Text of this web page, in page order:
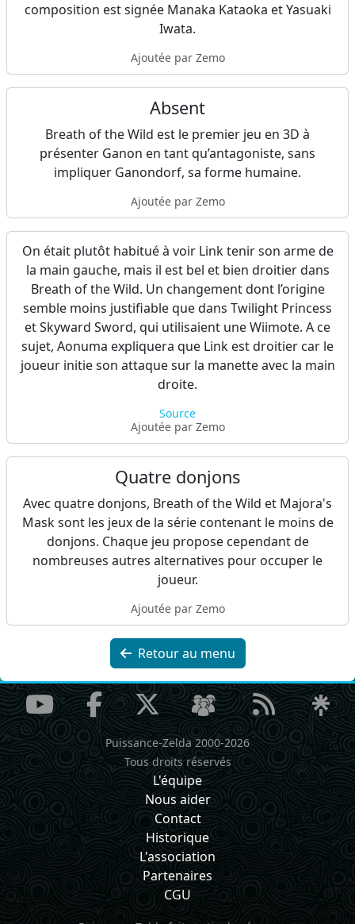
composition est signée Manaka Kataoka et Yasuaki
Iwata.
Ajoutée par Zemo
Absent
Breath of the Wild est le premier jeu en 3D à
présenter Ganon en tant qu’antagoniste, sans
impliquer Ganondorf, sa forme humaine.
Ajoutée par Zemo
On était plutôt habitué à voir Link tenir son arme de
la main gauche, mais il est bel et bien droitier dans
Breath of the Wild. Un changement dont l’origine
semble moins justifiable que dans Twilight Princess
et Skyward Sword, qui utilisaient une Wiimote. A ce
sujet, Aonuma expliquera que Link est droitier car le
joueur initie son attaque sur la manette avec la main
droite.
Source
Ajoutée par Zemo
Quatre donjons
Avec quatre donjons, Breath of the Wild et Majora's
Mask sont les jeux de la série contenant le moins de
donjons. Chaque jeu propose cependant de
nombreuses autres alternatives pour occuper le
joueur.
Ajoutée par Zemo
Retour au menu
Puissance-Zelda 2000-2026
Tous droits réservés
L'équipe
Nous aider
Contact
Historique
L'association
Partenaires
CGU